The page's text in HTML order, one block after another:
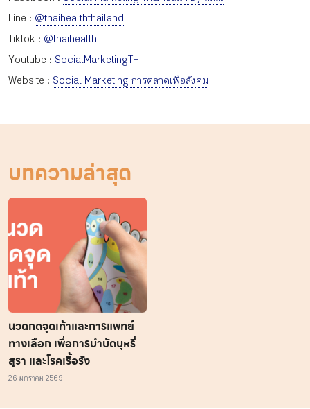
TH EN
Line : @thaihealththailand
Tiktok : @thaihealth
Youtube : SocialMarketingTH
Website : Social Marketing การตลาดเพื่อสังคม
บทความล่าสุด
นวดกดจุดเท้าและการแพทย์
ทางเลือก เพื่อการบำบัดบุหรี่
สุรา และโรคเรื้อรัง
26 มกราคม 2569